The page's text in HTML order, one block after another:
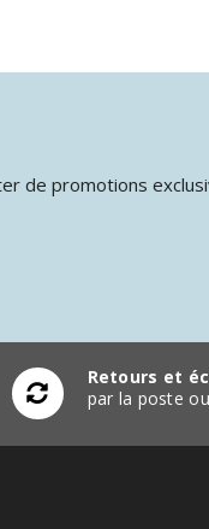
de promotions
Retours et
par la poste